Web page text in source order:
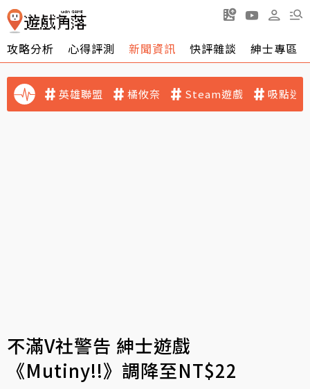
攻略分析 心得評測 新聞資訊 快評雜談 紳士專區
英雄聯盟 橘攸奈 Steam遊戲 吸點迷
不滿V社警告 紳士遊戲
《Mutiny!!》調降至NT$22